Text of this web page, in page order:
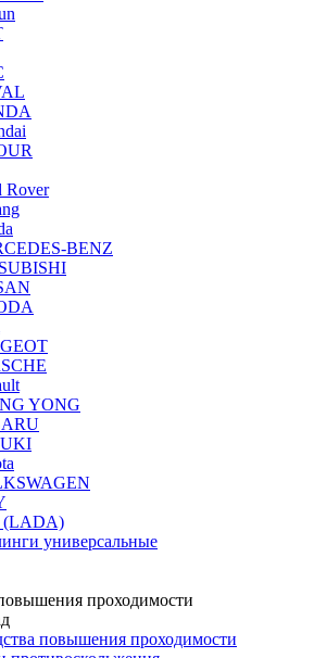
Rover
BENZ
YONG
универсальные
проходимости
повышения проходимости